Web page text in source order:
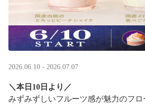
2026.06.10 - 2026.07.07
＼本日10日より／
みずみずしいフルーツ感が魅力のフロ